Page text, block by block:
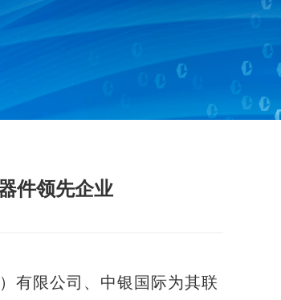
件领先企业
有限公司、中银国际为其联